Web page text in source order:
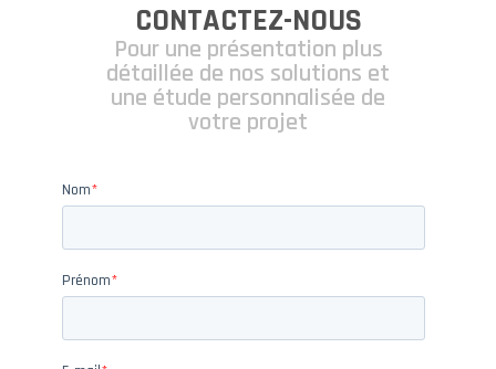
CONTACTEZ-NOUS
Pour une présentation plus
détaillée de nos solutions et
une étude personnalisée de
votre projet